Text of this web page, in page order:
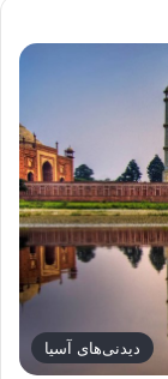
دیدنی‌های آسیا